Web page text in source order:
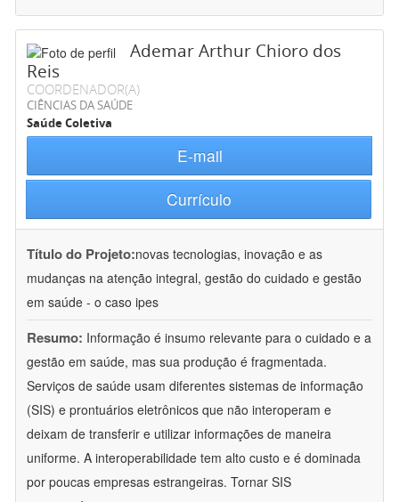
Ademar Arthur Chioro dos
Reis
COORDENADOR(A)
CIÊNCIAS DA SAÚDE
Saúde Coletiva
E-mail
Currículo
Título do Projeto:novas tecnologias, inovação e as
mudanças na atenção integral, gestão do cuidado e gestão
em saúde - o caso ipes
Resumo: Informação é insumo relevante para o cuidado e a
gestão em saúde, mas sua produção é fragmentada.
Serviços de saúde usam diferentes sistemas de informação
(SIS) e prontuários eletrônicos que não interoperam e
deixam de transferir e utilizar informações de maneira
uniforme. A interoperabilidade tem alto custo e é dominada
por poucas empresas estrangeiras. Tornar SIS